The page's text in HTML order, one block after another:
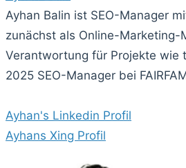
Ayhan Balin ist SEO-Manager
zunächst als Online-Marketing-
Verantwortung für Projekte wie
2025 SEO-Manager bei
Ayhan's Linkedin Profil
Ayhans Xing Profil